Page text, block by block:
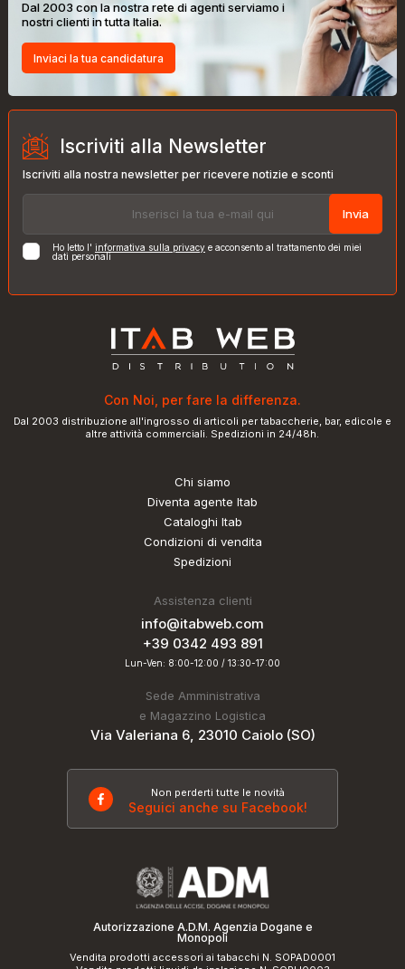
Dal 2003 con la nostra rete di agenti serviamo i
nostri clienti in tutta Italia.
Inviaci la tua candidatura
Iscriviti alla Newsletter
Iscriviti alla nostra newsletter per ricevere notizie e sconti
Invia
Ho letto l' informativa sulla privacy e acconsento al trattamento dei miei
dati personali
Con Noi, per fare la differenza.
Dal 2003 distribuzione all'ingrosso di articoli per tabaccherie, bar, edicole e
altre attività commerciali. Spedizioni in 24/48h.
Chi siamo
Diventa agente Itab
Cataloghi Itab
Condizioni di vendita
Spedizioni
Assistenza clienti
info@itabweb.com
+39 0342 493 891
Lun-Ven: 8:00-12:00 / 13:30-17:00
Sede Amministrativa
e Magazzino Logistica
Via Valeriana 6, 23010 Caiolo (SO)
Non perderti tutte le novità
Seguici anche su Facebook!
Autorizzazione A.D.M. Agenzia Dogane e
Monopoli
Vendita prodotti accessori ai tabacchi N. SOPAD0001